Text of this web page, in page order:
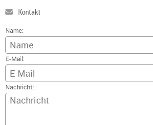
VITRINEN
SCHREIBMÖBEL
Kontakt
Name:
E-Mail:
Nachricht: